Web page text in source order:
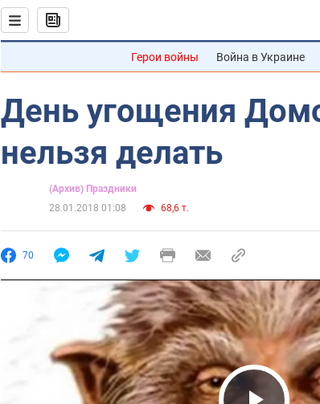
Герои войны Война в Украине
День угощения
нельзя делать
(Архив) Праздники
28.01.2018 01:08
68,6 т.
70